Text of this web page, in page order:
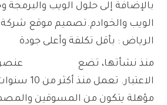
بالإضافة إلى حلول الويب
الويب والخوادم.تصميم موقع
الرياض : بأقل تكلفة وأعلى جودة
منذ نشأتها، تضع
عنصر
الاعتبار.
مؤهلة يتكون من المسوقين